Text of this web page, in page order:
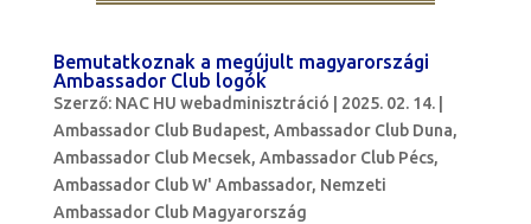
Bemutatkoznak a megújult magyarországi
Ambassador Club logók
Szerző: NAC HU webadminisztráció 2025. 02. 14.|
Ambassador Club Budapest, Ambassador Club Duna,
Ambassador Club Mecsek, Ambassador Club Pécs,
Ambassador Club W' Ambassador, Nemzeti
Ambassador Club Magyarország